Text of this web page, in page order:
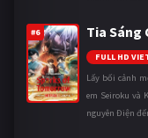
#6 Tia Sáng
FULL HD
Lấy bối cảnh
em Seiroku và
nguyên Điện